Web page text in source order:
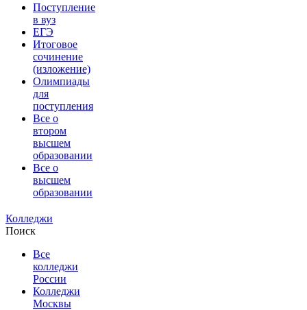
Поступление
в вуз
ЕГЭ
Итоговое
сочинение
(изложение)
Олимпиады
для
поступления
Все о
втором
высшем
образовании
Все о
высшем
образовании
Колледжи
Поиск
Все
колледжи
России
Колледжи
Москвы